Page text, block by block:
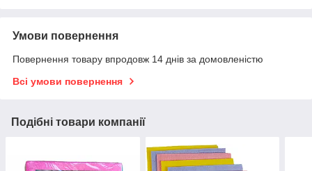
Умови повернення
Повернення товару впродовж 14 днів за домовленістю
Всі умови повернення
Подібні товари компанії